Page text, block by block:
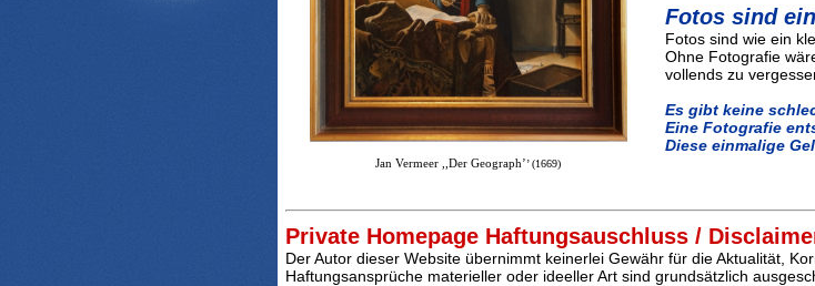
Fotos sind
Fotos sind wie ein
Ohne Fotografie
vollends zu
Es gibt keine
Eine Fotografie
Diese einmalige
Jan Vermeer ,,Der Geograph’’ (1669)
Private Homepage Haftungsauschluss /
Der Autor dieser Website übernimmt keinerlei Gewähr für die Aktualität,
Haftungsansprüche materieller oder ideeller Art sind grundsätzlich